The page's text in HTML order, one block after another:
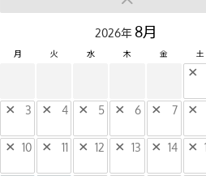
2026年 8月
月 火 水 木 金 土
×
× 3 × 4 × 5 × 6 × 7 ×
× 10 × 11 × 12 × 13 × 14 ×